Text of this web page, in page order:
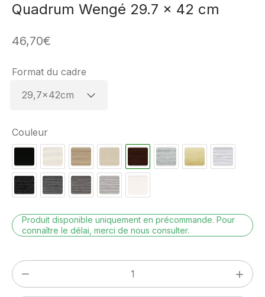
Quadrum Wengé 29.7 x 42 cm
46,70€
Format du cadre
Couleur
Produit disponible uniquement en précommande. Pour
connaître le délai, merci de nous consulter.
quantité
de